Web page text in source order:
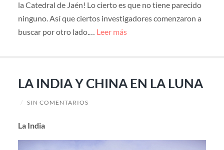
la Catedral de Jaén! Lo cierto es que no tiene parecido
ninguno. Así que ciertos investigadores comenzaron a
buscar por otro lado.… Leer más
LA INDIA Y CHINA EN LA LUNA
/ SIN COMENTARIOS
La India